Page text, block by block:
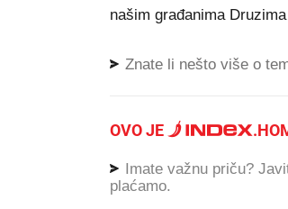
našim građanima
Znate li nešto više o
OVO JE .
Imate važnu priču?
plaćamo.